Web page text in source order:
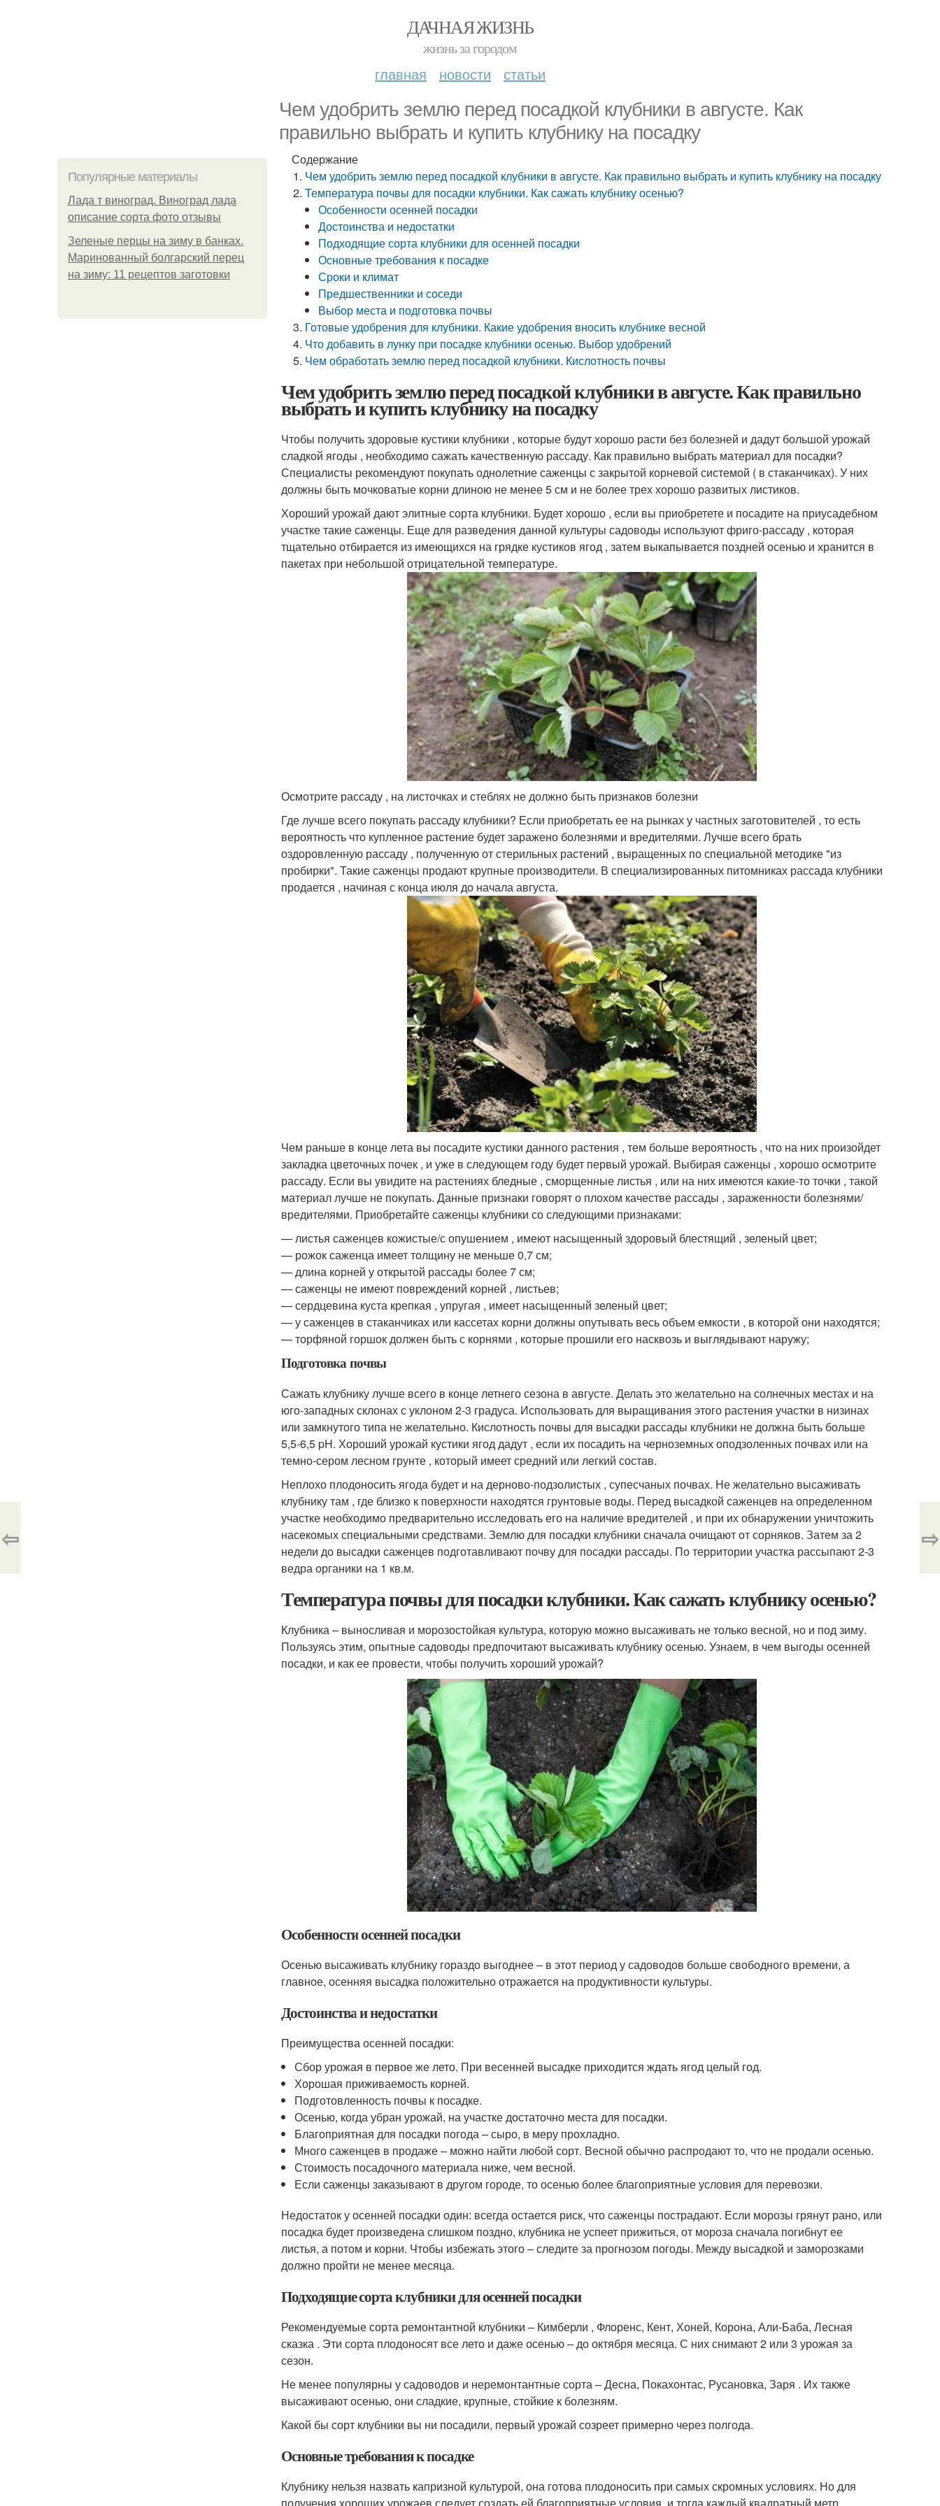
ДАЧНАЯ ЖИЗНЬ
жизнь за городом
главная новости статьи
Чем удобрить землю перед посадкой клубники в августе. Как
правильно выбрать и купить клубнику на посадку
Популярные материалы
Лада т виноград. Виноград лада
описание сорта фото отзывы
Зеленые перцы на зиму в банках.
Маринованный болгарский перец
на зиму: 11 рецептов заготовки
Содержание
Чем удобрить землю перед посадкой клубники в августе. Как правильно выбрать и купить клубнику на посадку
Температура почвы для посадки клубники. Как сажать клубнику осенью?
Особенности осенней посадки
Достоинства и недостатки
Подходящие сорта клубники для осенней посадки
Основные требования к посадке
Сроки и климат
Предшественники и соседи
Выбор места и подготовка почвы
Готовые удобрения для клубники. Какие удобрения вносить клубнике весной
Что добавить в лунку при посадке клубники осенью. Выбор удобрений
Чем обработать землю перед посадкой клубники. Кислотность почвы
Чем удобрить землю перед посадкой клубники в августе. Как правильно
выбрать и купить клубнику на посадку
Чтобы получить здоровые кустики клубники , которые будут хорошо расти без болезней и дадут большой урожай
сладкой ягоды , необходимо сажать качественную рассаду. Как правильно выбрать материал для посадки?
Специалисты рекомендуют покупать однолетние саженцы с закрытой корневой системой ( в стаканчиках). У них
должны быть мочковатые корни длиною не менее 5 см и не более трех хорошо развитых листиков.
Хороший урожай дают элитные сорта клубники. Будет хорошо , если вы приобретете и посадите на приусадебном
участке такие саженцы. Еще для разведения данной культуры садоводы используют фриго-рассаду , которая
тщательно отбирается из имеющихся на грядке кустиков ягод , затем выкапывается поздней осенью и хранится в
пакетах при небольшой отрицательной температуре.
Осмотрите рассаду , на листочках и стеблях не должно быть признаков болезни
Где лучше всего покупать рассаду клубники? Если приобретать ее на рынках у частных заготовителей , то есть
вероятность что купленное растение будет заражено болезнями и вредителями. Лучше всего брать
оздоровленную рассаду , полученную от стерильных растений , выращенных по специальной методике "из
пробирки". Такие саженцы продают крупные производители. В специализированных питомниках рассада клубники
продается , начиная с конца июля до начала августа.
Чем раньше в конце лета вы посадите кустики данного растения , тем больше вероятность , что на них произойдет
закладка цветочных почек , и уже в следующем году будет первый урожай. Выбирая саженцы , хорошо осмотрите
рассаду. Если вы увидите на растениях бледные , сморщенные листья , или на них имеются какие-то точки , такой
материал лучше не покупать. Данные признаки говорят о плохом качестве рассады , зараженности болезнями/
вредителями. Приобретайте саженцы клубники со следующими признаками:
— листья саженцев кожистые/с опушением , имеют насыщенный здоровый блестящий , зеленый цвет;
— рожок саженца имеет толщину не меньше 0,7 см;
— длина корней у открытой рассады более 7 см;
— саженцы не имеют повреждений корней , листьев;
— сердцевина куста крепкая , упругая , имеет насыщенный зеленый цвет;
— у саженцев в стаканчиках или кассетах корни должны опутывать весь объем емкости , в которой они находятся;
— торфяной горшок должен быть с корнями , которые прошили его насквозь и выглядывают наружу;
Подготовка почвы
Сажать клубнику лучше всего в конце летнего сезона в августе. Делать это желательно на солнечных местах и на
юго-западных склонах с уклоном 2-3 градуса. Использовать для выращивания этого растения участки в низинах
или замкнутого типа не желательно. Кислотность почвы для высадки рассады клубники не должна быть больше
5,5-6,5 pH. Хороший урожай кустики ягод дадут , если их посадить на черноземных оподзоленных почвах или на
темно-сером лесном грунте , который имеет средний или легкий состав.
Неплохо плодоносить ягода будет и на дерново-подзолистых , супесчаных почвах. Не желательно высаживать
клубнику там , где близко к поверхности находятся грунтовые воды. Перед высадкой саженцев на определенном
участке необходимо предварительно исследовать его на наличие вредителей , и при их обнаружении уничтожить
насекомых специальными средствами. Землю для посадки клубники сначала очищают от сорняков. Затем за 2
недели до высадки саженцев подготавливают почву для посадки рассады. По территории участка рассыпают 2-3
ведра органики на 1 кв.м.
Температура почвы для посадки клубники. Как сажать клубнику осенью?
Клубника – выносливая и морозостойкая культура, которую можно высаживать не только весной, но и под зиму.
Пользуясь этим, опытные садоводы предпочитают высаживать клубнику осенью. Узнаем, в чем выгоды осенней
посадки, и как ее провести, чтобы получить хороший урожай?
Особенности осенней посадки
Осенью высаживать клубнику гораздо выгоднее – в этот период у садоводов больше свободного времени, а
главное, осенняя высадка положительно отражается на продуктивности культуры.
Достоинства и недостатки
Преимущества осенней посадки:
Сбор урожая в первое же лето. При весенней высадке приходится ждать ягод целый год.
Хорошая приживаемость корней.
Подготовленность почвы к посадке.
Осенью, когда убран урожай, на участке достаточно места для посадки.
Благоприятная для посадки погода – сыро, в меру прохладно.
Много саженцев в продаже – можно найти любой сорт. Весной обычно распродают то, что не продали осенью.
Стоимость посадочного материала ниже, чем весной.
Если саженцы заказывают в другом городе, то осенью более благоприятные условия для перевозки.
Недостаток у осенней посадки один: всегда остается риск, что саженцы пострадают. Если морозы грянут рано, или
посадка будет произведена слишком поздно, клубника не успеет прижиться, от мороза сначала погибнут ее
листья, а потом и корни. Чтобы избежать этого – следите за прогнозом погоды. Между высадкой и заморозками
должно пройти не менее месяца.
Подходящие сорта клубники для осенней посадки
Рекомендуемые сорта ремонтантной клубники – Кимберли , Флоренс, Кент, Хоней, Корона, Али-Баба, Лесная
сказка . Эти сорта плодоносят все лето и даже осенью – до октября месяца. С них снимают 2 или 3 урожая за
сезон.
Не менее популярны у садоводов и неремонтантные сорта – Десна, Покахонтас, Русановка, Заря . Их также
высаживают осенью, они сладкие, крупные, стойкие к болезням.
Какой бы сорт клубники вы ни посадили, первый урожай созреет примерно через полгода.
Основные требования к посадке
Клубнику нельзя назвать капризной культурой, она готова плодоносить при самых скромных условиях. Но для
⇦ ⇨